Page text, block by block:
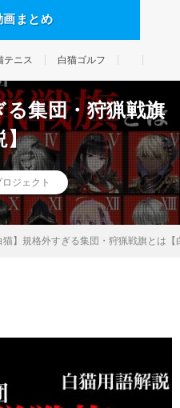
画まとめ
テニス 白猫ゴルフ
る集団・狩猟戦旗
】
ロジェクト
猫】規格外すぎる集団・狩猟戦旗とは